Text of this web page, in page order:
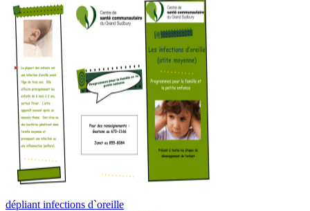
dépliant infections d`oreille